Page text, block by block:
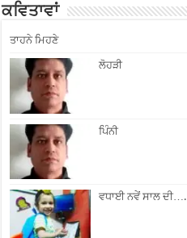
ਕਵਿਤਾਵਾਂ
ਤਾਹਨੇ ਮਿਹਣੇ
ਲੋਹੜੀ
ਪਿੰਨੀ
ਵਧਾਈ ਨਵੇਂ ਸਾਲ ਦੀ….